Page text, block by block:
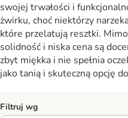
swojej trwałości i
żwirku, choć niektórzy
które przelatują resztki.
solidność i niska cena są
zbyt miękka i nie spełnia
jako tanią i skuteczną opcję
Filtruj wg